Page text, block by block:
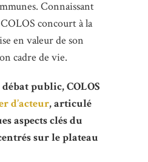
Connaissant
concourt à la
en valeur de son
cadre de vie.
public, COLOS
d’acteur, articulé
aspects clés du
sur le plateau